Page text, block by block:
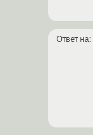
Ответ на: